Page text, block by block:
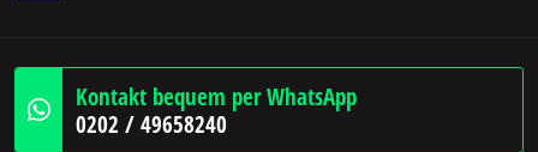
Kontakt bequem per WhatsApp
0202 / 49658240